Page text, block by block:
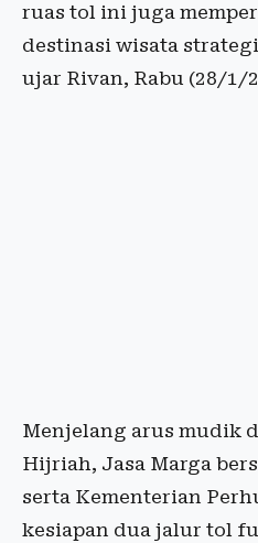
ruas tol ini juga
destinasi wisata
ujar Rivan, Rabu (28/1/
Menjelang arus mudik
Hijriah, Jasa Marga
serta Kementerian
kesiapan dua jalur tol